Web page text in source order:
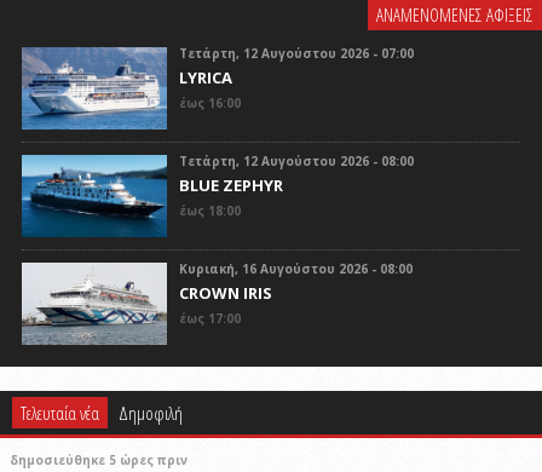
ΑΝΑΜΕΝΟΜΕΝΕΣ ΑΦΙΞΕΙΣ
Τετάρτη, 12 Αυγούστου 2026 - 07:00
LYRICA
έως 16:00
Τετάρτη, 12 Αυγούστου 2026 - 08:00
BLUE ZEPHYR
έως 18:00
Κυριακή, 16 Αυγούστου 2026 - 08:00
CROWN IRIS
έως 17:00
Τελευταία νέα Δημοφιλή
δημοσιεύθηκε 5 ώρες πριν